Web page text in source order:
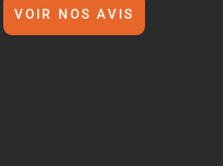
VOIR NOS AVIS